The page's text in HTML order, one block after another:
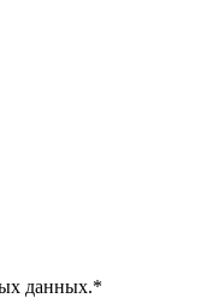
данных.*